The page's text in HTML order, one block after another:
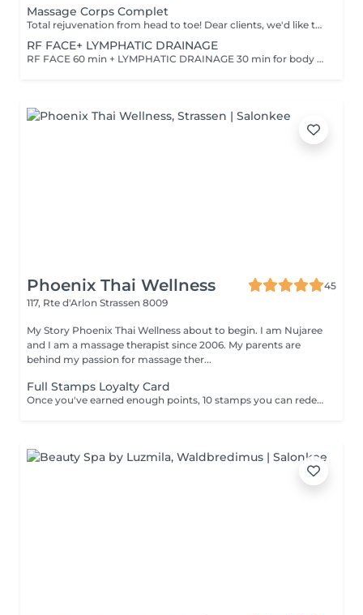
Massage Corps Complet
Total rejuvenation from head to toe! Dear clients, we'd like to draw your attention to the fact that the actual massage time is indicated in parentheses next to the name of the massage. The duration list on the website includes time for room and client preparation. We strive to provide you with the highest quality and comfort. Thank you for your understanding. WHAT IS FULL BODY MASSAGE? It's a comprehensive massage that targets all major muscle groups, relieving stress, tension, and fatigue throughout the entire body. Using a combination of techniques, this treatment boosts circulation, relaxes the nervous system, and restores your natural energy balance. Ideal for those needing a full reset for both body and mind.
RF FACE+ LYMPHATIC DRAINAGE
RF FACE 60 min + LYMPHATIC DRAINAGE 30 min for body Your face lifts. Your body drains. Two systems working together to provide the full experience.
Phoenix Thai Wellness
45
117, Rte d'Arlon Strassen 8009
My Story Phoenix Thai Wellness about to begin. I am Nujaree
and I am a massage therapist since 2006. My parents are
behind my passion for massage ther...
Full Stamps Loyalty Card
Once you've earned enough points, 10 stamps you can redeem them for a discount 30 minutes free.